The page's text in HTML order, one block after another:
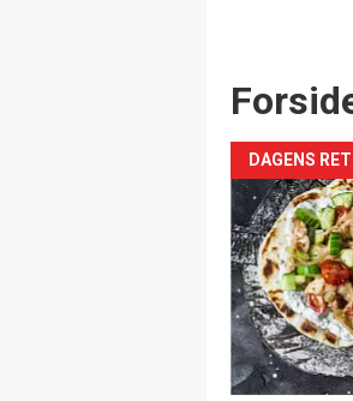
DAGENS